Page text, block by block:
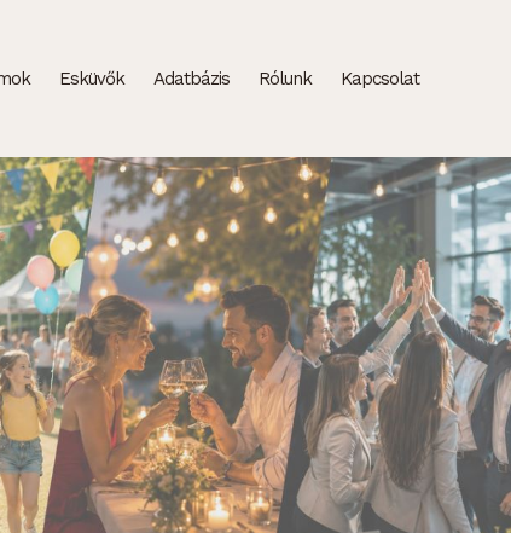
Esküvők Adatbázis Rólunk Kapcsolat